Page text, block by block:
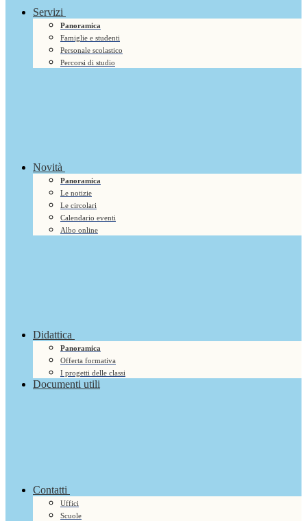
Servizi
Panoramica
Famiglie e studenti
Personale scolastico
Percorsi di studio
Novità
Panoramica
Le notizie
Le circolari
Calendario eventi
Albo online
Didattica
Panoramica
Offerta formativa
I progetti delle classi
Documenti utili
Contatti
Uffici
Scuole